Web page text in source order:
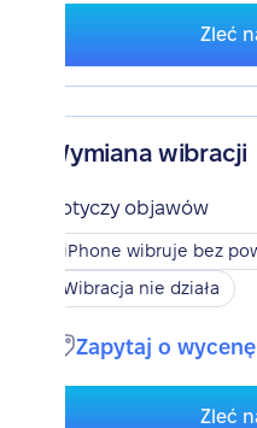
Zleć
Wymiana wibracji
Dotyczy objawów
iPhone wibruje bez
Wibracja nie działa
Zapytaj o wycenę
Zleć